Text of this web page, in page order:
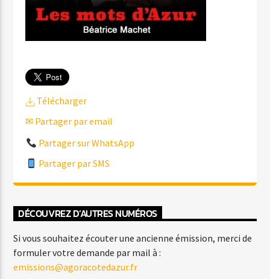
Télécharger
✉ Partager par email
Partager sur WhatsApp
Partager par SMS
DÉCOUVREZ D’AUTRES NUMÉROS
Si vous souhaitez écouter une ancienne émission, merci de
formuler votre demande par mail à :
emissions@agoracotedazur.fr